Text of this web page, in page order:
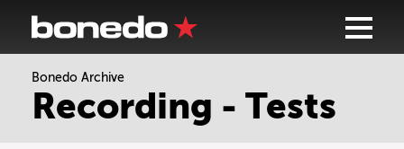
Bonedo Archive
Recording - Tests
Sortierung